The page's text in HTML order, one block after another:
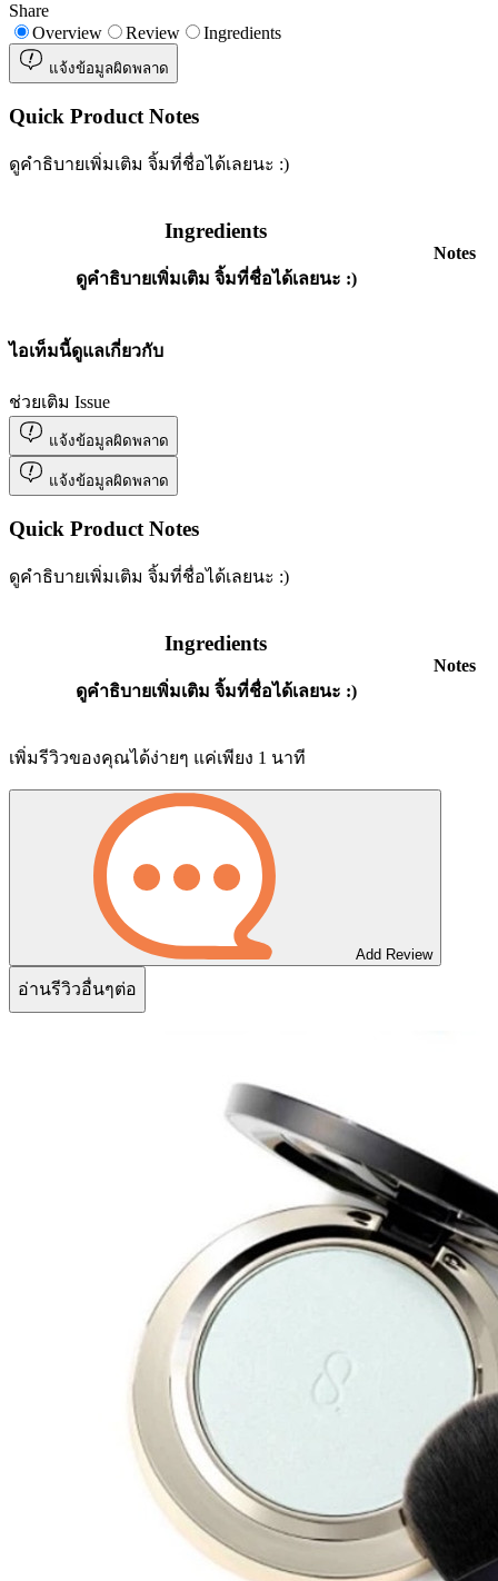
Share
Overview
Review Ingredients
แจ้งข้อมูลผิดพลาด
Quick Product Notes
ดูคำธิบายเพิ่มเติม จิ้มที่ชื่อได้เลยนะ :)
Ingredients
ดูคำธิบายเพิ่มเติม จิ้มที่ชื่อได้เลยนะ :)
Notes
ไอเท็มนี้ดูแลเกี่ยวกับ
ช่วยเติม Issue
แจ้งข้อมูลผิดพลาด
แจ้งข้อมูลผิดพลาด
Quick Product Notes
ดูคำธิบายเพิ่มเติม จิ้มที่ชื่อได้เลยนะ :)
Ingredients
ดูคำธิบายเพิ่มเติม จิ้มที่ชื่อได้เลยนะ :)
Notes
เพิ่มรีวิวของคุณได้ง่ายๆ แค่เพียง 1 นาที
Add Review
อ่านรีวิวอื่นๆต่อ